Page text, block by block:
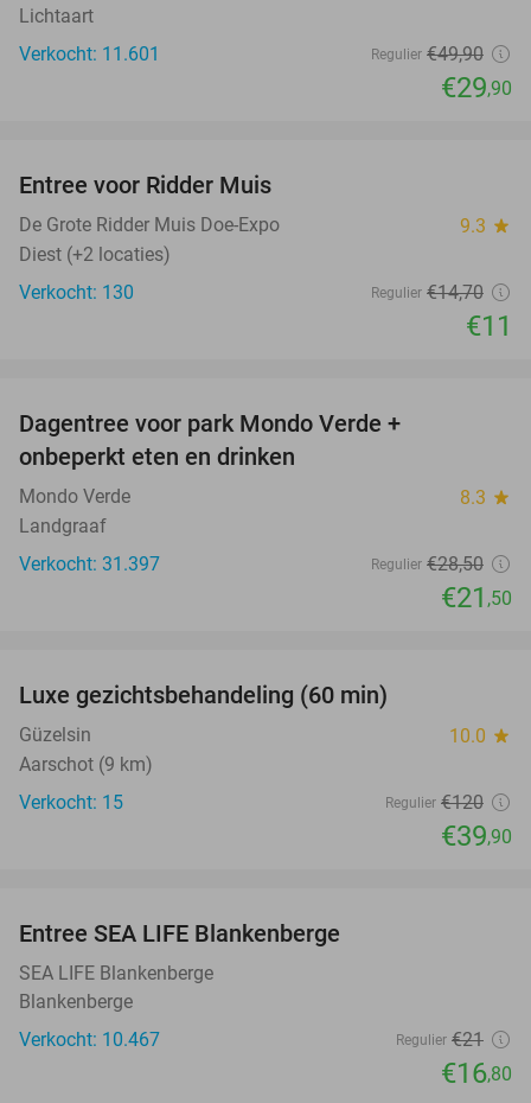
Lichtaart
Verkocht: 11.601
Regulier €49,90
€29,90
Entree voor Ridder Muis
De Grote Ridder Muis Doe-Expo 9.3 star
Diest (+2 locaties)
Verkocht: 130
Regulier €14,70
€11
Dagentree voor park Mondo Verde +
onbeperkt eten en drinken
Mondo Verde 8.3 star
Landgraaf
Verkocht: 31.397
Regulier €28,50
€21 ,50
Luxe gezichtsbehandeling (60 min)
Güzelsin 10.0 star
Aarschot (9 km)
Verkocht: 15
Regulier €120
€39,90
Entree SEA LIFE Blankenberge
SEA LIFE Blankenberge
Blankenberge
Verkocht: 10.467
Regulier €21
€16,80